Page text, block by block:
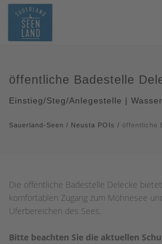
öffentliche Badestelle
Einstieg/Steg/Anlegestelle |
Sauerland-Seen / Neusta POIs / öffentliche
Die öffentliche Badestelle Delecke
komfortablen Zugang zum Möhnesee
Uferbereichen des Sees.
Bitte beachten Sie die aktuellen